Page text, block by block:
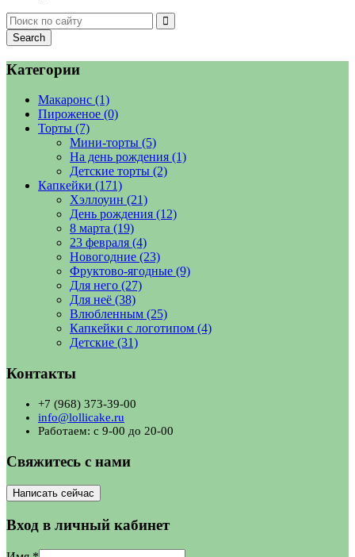
Категории
Макаронс (1)
Пироженое (0)
Торты (7)
Мини-торты (5)
На день рождения (1)
Детские торты (2)
Капкейки (171)
Хэллоуин (21)
День рождения (12)
8 марта (19)
23 февраля (4)
Новогодние (23)
Фруктово-ягодные (9)
Для него (27)
Для неё (38)
Влюбленным (25)
Капкейки с логотипом (4)
Детские (31)
Контакты
+7 (968) 373-39-00
info@lollicake.ru
Работаем: с 9-00 до 20-00
Свяжитесь с нами
Написать сейчас
Вход в личный кабинет